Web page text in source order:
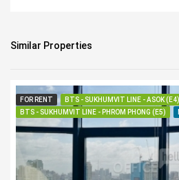
Similar Properties
FOR RENT
BTS - SUKHUMVIT LINE - ASOK (E4)
BTS - SUKHUMVIT LINE - PHROM PHONG (E5)